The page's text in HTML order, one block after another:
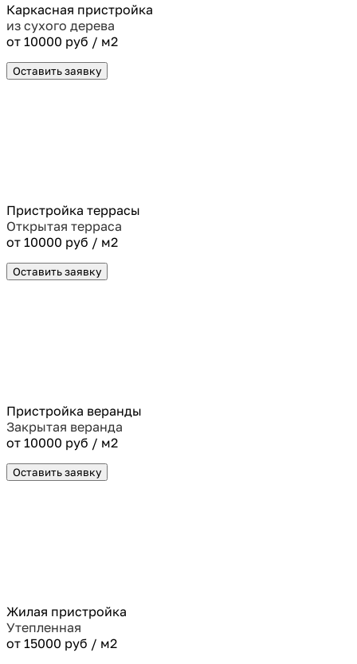
Каркасная пристройка
из сухого дерева
от 10000 руб / м2
Оставить заявку
Пристройка террасы
Открытая терраса
от 10000 руб / м2
Оставить заявку
Пристройка веранды
Закрытая веранда
от 10000 руб / м2
Оставить заявку
Жилая пристройка
Утепленная
от 15000 руб / м2